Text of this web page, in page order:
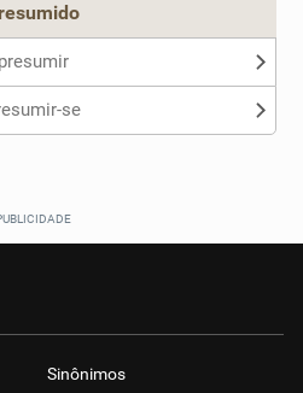
presumir
se
Sinônimos